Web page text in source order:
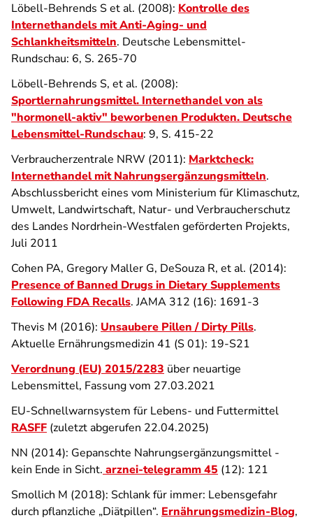
Löbell-Behrends S et al. (2008): Kontrolle des
Internethandels mit Anti-Aging- und
Schlankheitsmitteln. Deutsche Lebensmittel-
Rundschau: 6, S. 265-70
Löbell-Behrends S, et al. (2008):
Sportlernahrungsmittel. Internethandel von als
"hormonell-aktiv" beworbenen Produkten. Deutsche
Lebensmittel-Rundschau: 9, S. 415-22
Verbraucherzentrale NRW (2011): Marktcheck:
Internethandel mit Nahrungsergänzungsmitteln.
Abschlussbericht eines vom Ministerium für Klimaschutz,
Umwelt, Landwirtschaft, Natur- und Verbraucherschutz
des Landes Nordrhein-Westfalen geförderten Projekts,
Juli 2011
Cohen PA, Gregory Maller G, DeSouza R, et al. (2014):
Presence of Banned Drugs in Dietary Supplements
Following FDA Recalls. JAMA 312 (16): 1691-3
Thevis M (2016): Unsaubere Pillen / Dirty Pills.
Aktuelle Ernährungsmedizin 41 (S 01): 19-S21
Verordnung (EU) 2015/2283 über neuartige
Lebensmittel, Fassung vom 27.03.2021
EU-Schnellwarnsystem für Lebens- und Futtermittel
RASFF (zuletzt abgerufen 22.04.2025)
NN (2014): Gepanschte Nahrungsergänzungsmittel -
kein Ende in Sicht. arznei-telegramm 45 (12): 121
Smollich M (2018): Schlank für immer: Lebensgefahr
durch pflanzliche „Diätpillen“. Ernährungsmedizin-Blog,